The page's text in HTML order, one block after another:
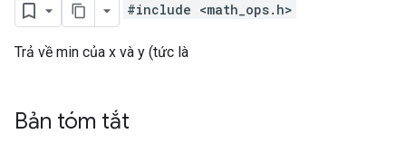
#include <math_ops.h>
Trả về min của x và y (tức là
Bản tóm tắt